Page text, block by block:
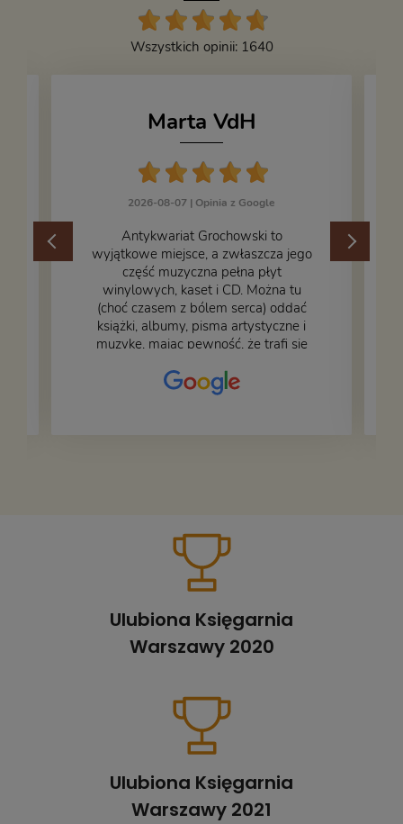
Wszystkich opinii: 1640
Marta VdH
2026-08-07 | Opinia z Google
​Antykwariat Grochowski to
wyjątkowe miejsce, a zwłaszcza jego
część muzyczna pełna płyt
winylowych, kaset i CD. Można tu
(choć czasem z bólem serca) oddać
książki, albumy, pisma artystyczne i
muzykę, mając pewność, że trafi się
– nasze książki w trakcie
przepakowywania. Część oddaliśmy
Ulubiona Księgarnia
Warszawy 2020
Ulubiona Księgarnia
Warszawy 2021